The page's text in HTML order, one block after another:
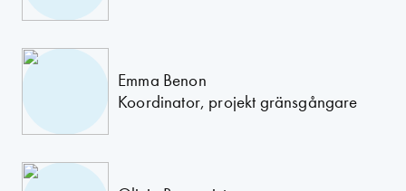
Emma Benon
Koordinator, projekt gränsgångare